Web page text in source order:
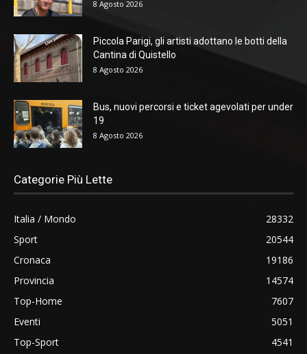
8 Agosto 2026
Piccola Parigi, gli artisti adottano le botti della
Cantina di Quistello
8 Agosto 2026
Bus, nuovi percorsi e ticket agevolati per under
19
8 Agosto 2026
Categorie Più Lette
Italia / Mondo
28332
Sport
20544
Cronaca
19186
Provincia
14574
Top-Home
7607
Eventi
5051
Top-Sport
4541